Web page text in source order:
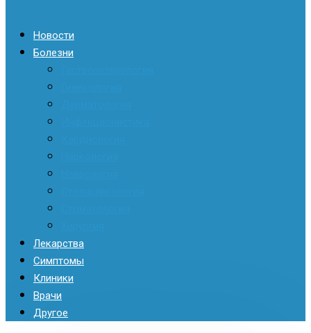
Новости
Болезни
Лекарства
Симптомы
Клиники
Врачи
Другое